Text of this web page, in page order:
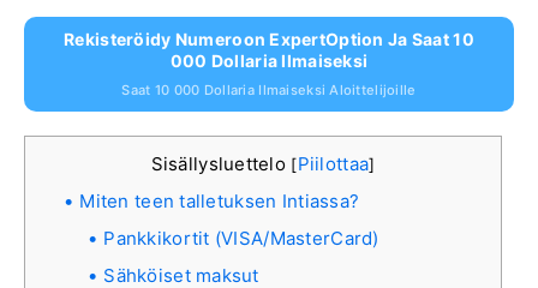
Rekisteröidy Numeroon ExpertOption Ja Saat 10
000 Dollaria Ilmaiseksi
Saat 10 000 Dollaria Ilmaiseksi Aloittelijoille
Sisällysluettelo [Piilottaa]
Miten teen talletuksen Intiassa?
Pankkikortit (VISA/MasterCard)
Sähköiset maksut